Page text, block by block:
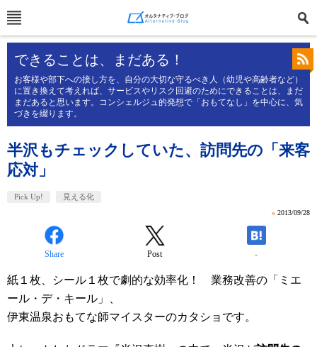
できることは、まだある！
お客様や部下への接し方を、自分の大切な守るべき人（幼児や高齢者など）
に置き換えて考えれば、サービスやリスク回避のためにできることは、まだ
まだあると思います。コンシェルジュ的発想で「おもてなし」を中心に、気
づきを綴ります。
半沢もチェックしていた、訪問先の「来客
応対」
Pick Up! 見える化
» 2013/09/28
Share Post -
紙１枚、シール１枚で劇的な効率化！ 業務改善の「ミエ
ール・デ・キール」、
伊東温泉おもてな師マイスターのカタショです。